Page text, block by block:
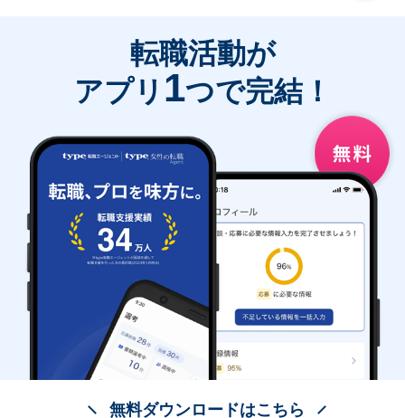
転職活動が
アプリ 1つで完結！
無料ダウンロードはこちら